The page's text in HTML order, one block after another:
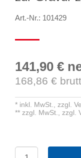
Art.-Nr.: 101429
141,90 €
168,86 €
* inkl. MwSt., zzgl.
** zzgl. MwSt., zzgl.